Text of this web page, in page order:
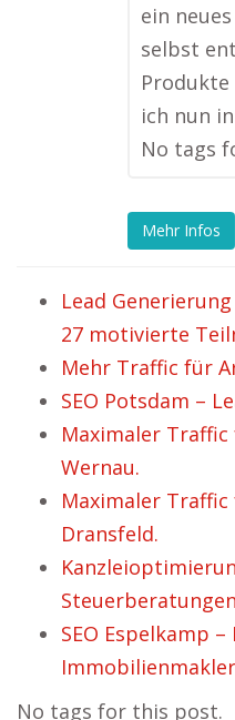
ein
selbst
ich nun
No tags
Mehr Infos
Lead
27 motivierte
Mehr Traffic für
SEO Potsdam –
Maximaler Traffic
Wernau.
Maximaler
Dransfeld.
SEO Espelkamp
No tags for this post.